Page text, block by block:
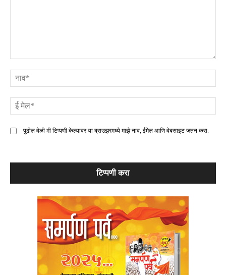
पुढील वेळी मी टिप्पणी केल्यावर या ब्राउझरमध्ये माझे नाव, ईमेल आणि वेबसाइट जतन करा.